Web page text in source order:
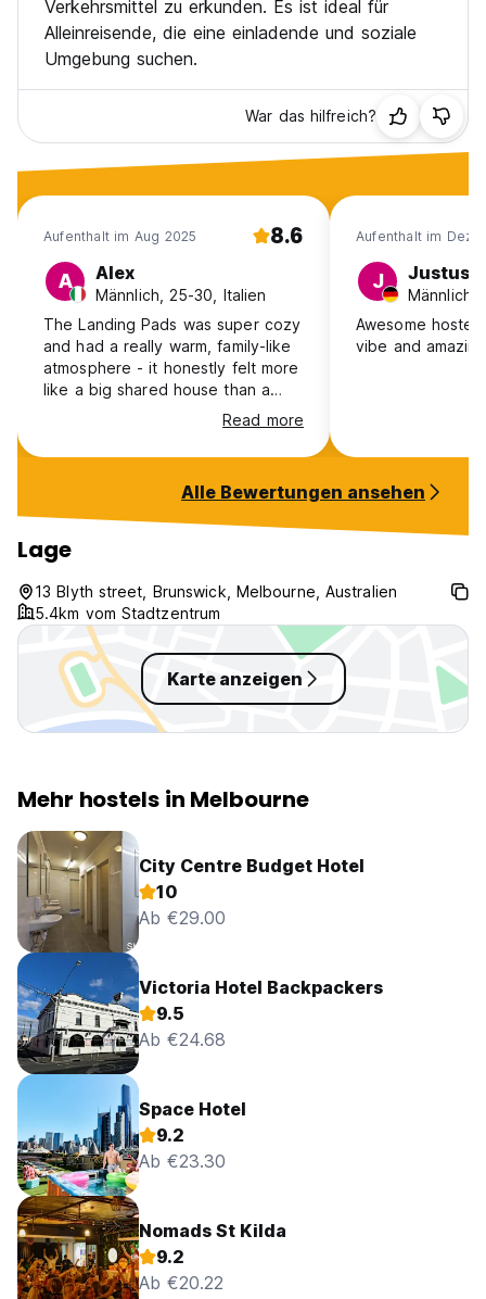
Verkehrsmittel zu erkunden. Es ist ideal für
Alleinreisende, die eine einladende und soziale
Umgebung suchen.
War das hilfreich?
Aufenthalt im Aug 2025 8.6
A Alex
Männlich, 25-30, Italien
The Landing Pads was super cozy
and had a really warm, family-like
atmosphere - it honestly felt more
like a big shared house than a
typical hostel. It was super clean
and well-organized, with regular
group activities. The location is
Brunswick, close to cafés, bars,
and public transport. Perfect for
anyone looking for a social,
welcoming, and relaxed place.
Read more
Aufenthalt im Dez
J Justus
Awesome hostel
vibe and
Alle Bewertungen ansehen
Lage
13 Blyth street, Brunswick, Melbourne, Australien
5.4km vom Stadtzentrum
Karte anzeigen
Mehr hostels in Melbourne
City Centre Budget Hotel
10
Ab €29.00
Victoria Hotel Backpackers
9.5
Ab €24.68
Space Hotel
9.2
Ab €23.30
Nomads St Kilda
9.2
Ab €20.22